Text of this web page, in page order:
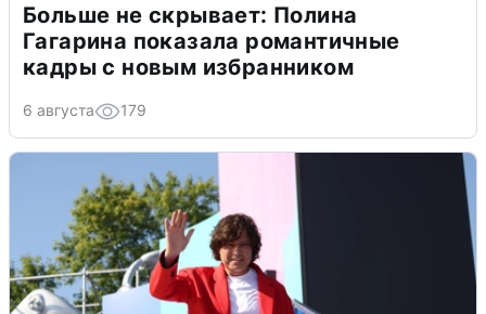
Больше не скрывает: Полина
Гагарина показала романтичные
кадры с новым избранником
6 августа 179